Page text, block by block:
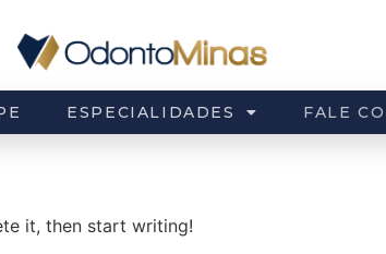
ESPECIALIDADES FALE
it, then start writing!